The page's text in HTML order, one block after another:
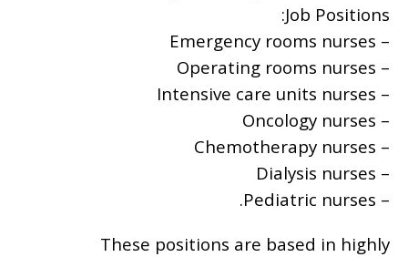
Job Positions:
– Emergency rooms nurses
– Operating rooms nurses
– Intensive care units nurses
– Oncology nurses
– Chemotherapy nurses
– Dialysis nurses
– Pediatric nurses.
These positions are based in highly